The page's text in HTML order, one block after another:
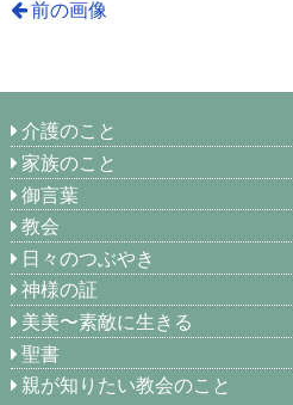
前の画像
介護のこと
家族のこと
御言葉
教会
日々のつぶやき
神様の証
美美〜素敵に生きる
聖書
親が知りたい教会のこと